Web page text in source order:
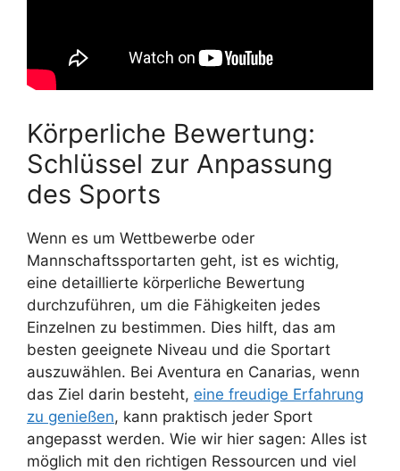
Körperliche Bewertung:
Schlüssel zur Anpassung
des Sports
Wenn es um Wettbewerbe oder
Mannschaftssportarten geht, ist es wichtig,
eine detaillierte körperliche Bewertung
durchzuführen, um die Fähigkeiten jedes
Einzelnen zu bestimmen. Dies hilft, das am
besten geeignete Niveau und die Sportart
auszuwählen. Bei Aventura en Canarias, wenn
das Ziel darin besteht, eine freudige Erfahrung
zu genießen, kann praktisch jeder Sport
angepasst werden. Wie wir hier sagen: Alles ist
möglich mit den richtigen Ressourcen und viel